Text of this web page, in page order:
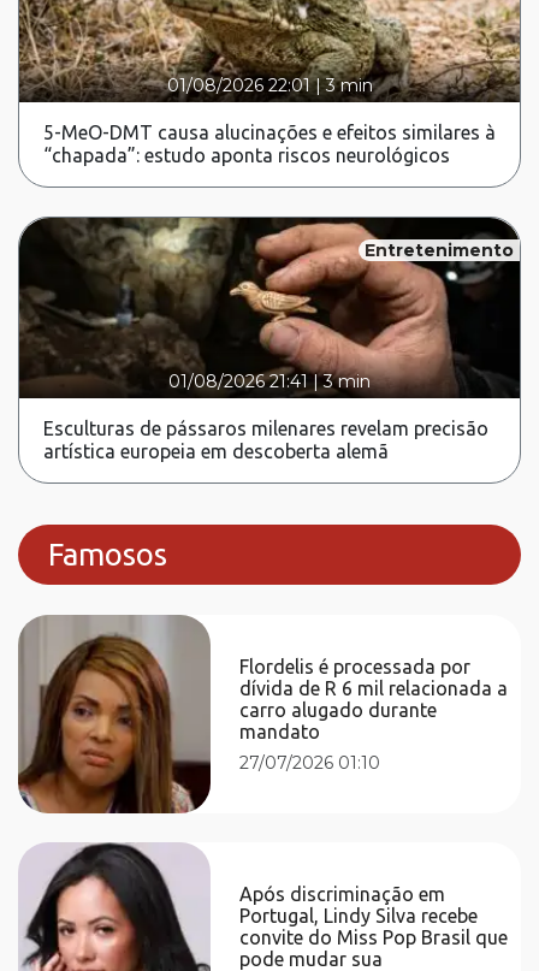
01/08/2026 22:01|3 min
5-MeO-DMT causa alucinações e efeitos similares à
“chapada”: estudo aponta riscos neurológicos
Entretenimento
01/08/2026 21:41 |3 min
Esculturas de pássaros milenares revelam precisão
artística europeia em descoberta alemã
Famosos
Flordelis é processada por
dívida de R 6 mil relacionada a
carro alugado durante
mandato
27/07/2026 01:10
Após discriminação em
Portugal, Lindy Silva recebe
convite do Miss Pop Brasil que
pode mudar sua